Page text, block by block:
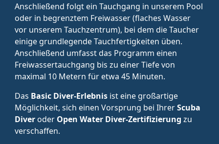
Anschließend folgt ein Tauchgang in unserem Pool
oder in begrenztem Freiwasser (flaches Wasser
vor unserem Tauchzentrum), bei dem die Taucher
einige grundlegende Tauchfertigkeiten üben.
Anschließend umfasst das Programm einen
Freiwassertauchgang bis zu einer Tiefe von
maximal 10 Metern für etwa 45 Minuten.
Das Basic Diver-Erlebnis ist eine großartige
Möglichkeit, sich einen Vorsprung bei IhrerScuba
Diver oder Open Water Diver-Zertifizierung zu
verschaffen.